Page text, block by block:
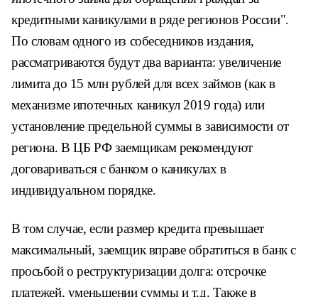
кредитными каникулами в ряде регионов России".
По словам одного из собеседников издания,
рассматриваются будут два варианта: увеличение
лимита до 15 млн рублей для всех займов (как в
механизме ипотечных каникул 2019 года) или
установление предельной суммы в зависимости от
региона. В ЦБ РФ заемщикам рекомендуют
договариваться с банком о каникулах в
индивидуальном порядке.
В том случае, если размер кредита превышает
максимальный, заемщик вправе обратиться в банк с
просьбой о реструктуризации долга: отсрочке
платежей, уменьшении суммы и т.д. Также в